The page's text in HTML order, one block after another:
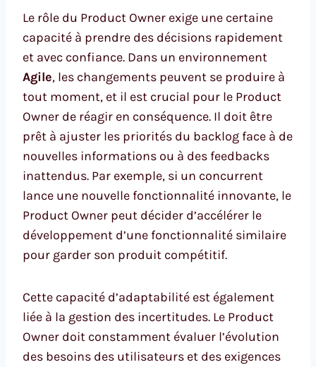
Le rôle du Product Owner exige une certaine
capacité à prendre des décisions rapidement
et avec confiance. Dans un environnement
Agile, les changements peuvent se produire à
tout moment, et il est crucial pour le Product
Owner de réagir en conséquence. Il doit être
prêt à ajuster les priorités du backlog face à de
nouvelles informations ou à des feedbacks
inattendus. Par exemple, si un concurrent
lance une nouvelle fonctionnalité innovante, le
Product Owner peut décider d’accélérer le
développement d’une fonctionnalité similaire
pour garder son produit compétitif.
Cette capacité d’adaptabilité est également
liée à la gestion des incertitudes. Le Product
Owner doit constamment évaluer l’évolution
des besoins des utilisateurs et des exigences